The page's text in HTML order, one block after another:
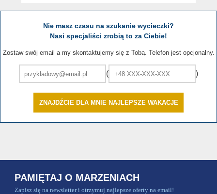
Nie masz czasu na szukanie wycieczki?
Nasi specjaliści zrobią to za Ciebie!
Zostaw swój email a my skontaktujemy się z Tobą. Telefon jest opcjonalny.
( )
ZNAJDŹCIE DLA MNIE NAJLEPSZE WAKACJE
PAMIĘTAJ O MARZENIACH
Zapisz się na newsletter i otrzymuj najlepsze oferty na email!